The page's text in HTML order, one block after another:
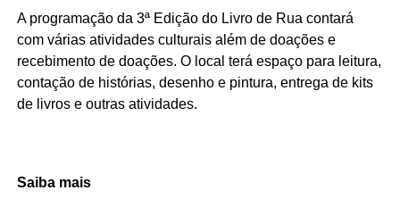
A programação da 3ª Edição do Livro de Rua contará
com várias atividades culturais além de doações e
recebimento de doações. O local terá espaço para leitura,
contação de histórias, desenho e pintura, entrega de kits
de livros e outras atividades.
Saiba mais